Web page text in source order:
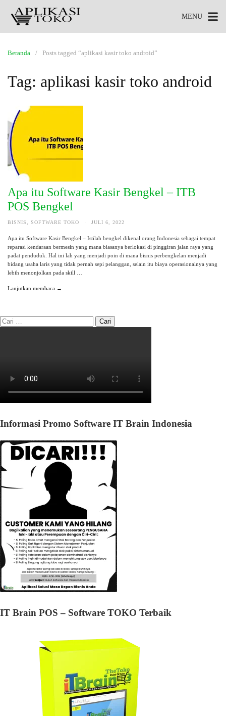
MENU
Beranda Posts tagged “aplikasi kasir toko android”
Tag: aplikasi kasir toko android
Apa itu Software Kasir Bengkel – ITB
POS Bengkel
BISNIS SOFTWARE TOKO · JULI 6, 2022
Apa itu Software Kasir Bengkel – Istilah bengkel dikenal orang Indonesia sebagai tempat
reparasi kendaraan bermesin yang mana biasanya berlokasi di pinggiran jalan raya yang
padat penduduk. Hal ini lah yang menjadi poin di mana bisnis perbengkelan menjadi
bidang usaha laris yang tidak pernah sepi pelanggan, selain itu biaya operasionalnya yang
lebih menonjolkan pada skill …
Lanjutkan membaca →
Informasi Promo Software IT Brain Indonesia
IT Brain POS – Software TOKO Terbaik